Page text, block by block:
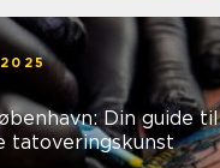
Din guide til
tatoveringskunst